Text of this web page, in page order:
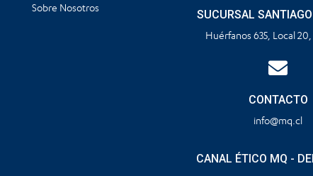
Sobre Nosotros
SUCURSAL
Huérfanos 635, Local
CONTACTO
info@mq.cl
CANAL ÉTICO MQ -